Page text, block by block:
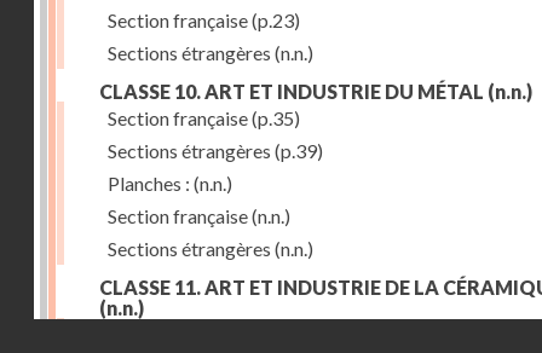
Section française(p.23)
Sections étrangères (n.n.)
CLASSE 10. ART ET INDUSTRIE DU MÉTAL (n.n.)
Section française(p.35)
Sections étrangères (p.39)
Planches : (n.n.)
Section française(n.n.)
Sections étrangères (n.n.)
CLASSE 11. ART ET INDUSTRIE DE LA
(n.n.)